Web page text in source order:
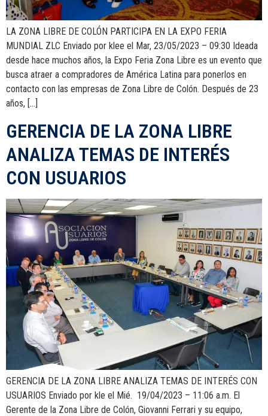
LA ZONA LIBRE DE COLÓN PARTICIPA EN LA EXPO FERIA
MUNDIAL ZLC Enviado por klee el Mar, 23/05/2023 – 09:30 Ideada
desde hace muchos años, la Expo Feria Zona Libre es un evento que
busca atraer a compradores de América Latina para ponerlos en
contacto con las empresas de Zona Libre de Colón. Después de 23
años, […]
GERENCIA DE LA ZONA LIBRE
ANALIZA TEMAS DE INTERÉS
CON USUARIOS
GERENCIA DE LA ZONA LIBRE ANALIZA TEMAS DE INTERÉS CON
USUARIOS Enviado por kle el Mié. 19/04/2023 – 11:06 a.m. El
Gerente de la Zona Libre de Colón, Giovanni Ferrari y su equipo,